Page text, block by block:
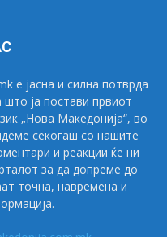
е јасна и силна потврда
што ја постави првиот
„Нова Македонија“, во
секогаш со нашите
и реакции ќе ни
за да допреме до
точна, навремена и